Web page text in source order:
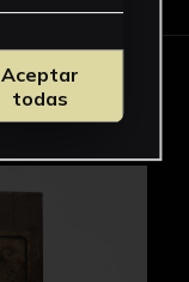
Aceptar
todas